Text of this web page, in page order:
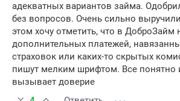
адекватных вариантов займа.
без вопросов. Очень сильно
этом хочу отметить, что в ДоброЗайм
дополнительных платежей,
страховок или каких-то скрытых
пишут мелким шрифтом. Все понятно
вызывает доверие